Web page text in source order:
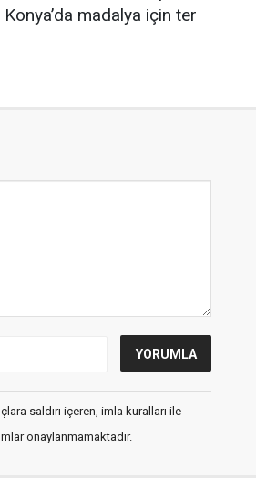
madalya için ter
saldırı içeren, imla kuralları ile
onaylanmamaktadır.